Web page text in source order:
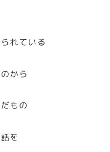
れている
から
もの
を